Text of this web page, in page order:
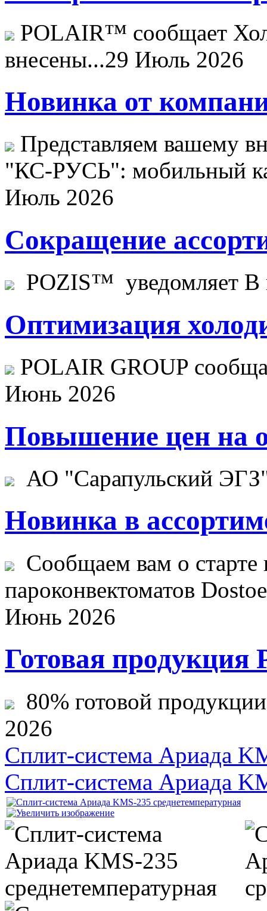
POLAIR™ сообщает
внесены...29 Июль 2026
Новинка от
Представляем вашему
"КС-РУСЬ": мобильный
Июль 2026
Сокращение
POZIS™ уведомляет В
Оптимизация
POLAIR GROUP
Июнь 2026
Повышение цен на
АО "Сарапульский
Новинка в
Сообщаем вам о старте
пароконвектоматов
Июнь 2026
Готовая продукция
80% готовой
2026
Сплит-система Ариада
Сплит-система Ариада